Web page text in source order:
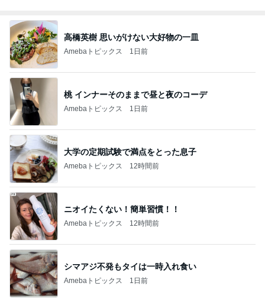
高橋英樹 思いがけない大好物の一皿
Amebaトピックス 1日前
桃 インナーそのままで昼と夜のコーデ
Amebaトピックス 1日前
大学の定期試験で満点をとった息子
Amebaトピックス 12時間前
ニオイたくない！簡単習慣！！
Amebaトピックス 12時間前
シマアジ不発もタイは一時入れ食い
Amebaトピックス 1日前